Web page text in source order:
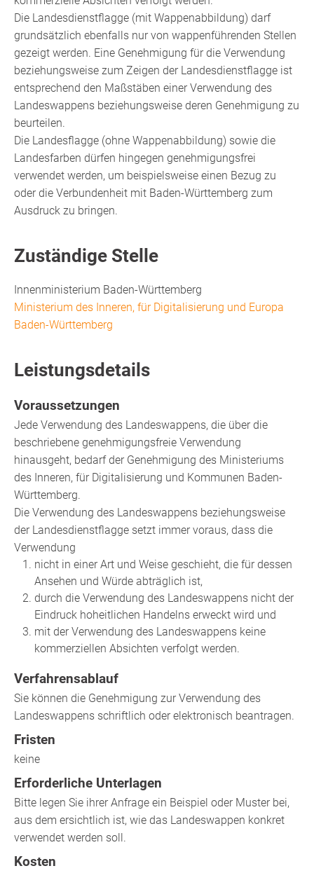
Die Landesdienstflagge (mit Wappenabbildung) darf
grundsätzlich ebenfalls nur von wappenführenden Stellen
gezeigt werden. Eine Genehmigung für die Verwendung
beziehungsweise zum Zeigen der Landesdienstflagge ist
entsprechend den Maßstäben einer Verwendung des
Landeswappens beziehungsweise deren Genehmigung zu
beurteilen.
Die Landesflagge (ohne Wappenabbildung) sowie die
Landesfarben dürfen hingegen genehmigungsfrei
verwendet werden, um beispielsweise einen Bezug zu
oder die Verbundenheit mit Baden-Württemberg zum
Ausdruck zu bringen.
Zuständige Stelle
Innenministerium Baden-Württemberg
Ministerium des Inneren, für Digitalisierung und Europa
Baden-Württemberg
Leistungsdetails
Voraussetzungen
Jede Verwendung des Landeswappens, die über die
beschriebene genehmigungsfreie Verwendung
hinausgeht, bedarf der Genehmigung des Ministeriums
des Inneren, für Digitalisierung und Kommunen Baden-
Württemberg.
Die Verwendung des Landeswappens beziehungsweise
der Landesdienstflagge setzt immer voraus, dass die
Verwendung
nicht in einer Art und Weise geschieht, die für dessen
Ansehen und Würde abträglich ist,
durch die Verwendung des Landeswappens nicht der
Eindruck hoheitlichen Handelns erweckt wird und
mit der Verwendung des Landeswappens keine
kommerziellen Absichten verfolgt werden.
Verfahrensablauf
Sie können die Genehmigung zur Verwendung des
Landeswappens schriftlich oder elektronisch beantragen.
Fristen
keine
Erforderliche Unterlagen
Bitte legen Sie ihrer Anfrage ein Beispiel oder Muster bei,
aus dem ersichtlich ist, wie das Landeswappen konkret
verwendet werden soll.
Kosten